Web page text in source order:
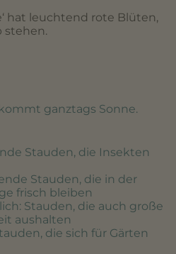
hat leuchtend rote Blüten,
stehen.
ganztags Sonne.
Stauden, die Insekten
Stauden, die in der
frisch bleiben
: Stauden, die auch große
aushalten
die sich für Gärten